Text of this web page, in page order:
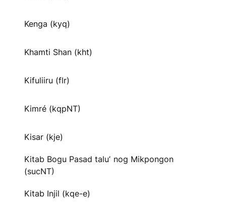
Kenga (kyq)
Khamti Shan (kht)
Kifuliiru (flr)
Kimré (kqpNT)
Kisar (kje)
Kitab Bogu Pasad taluʼ nog Mikpongon
(sucNT)
Kitab Injil (kqe-e)